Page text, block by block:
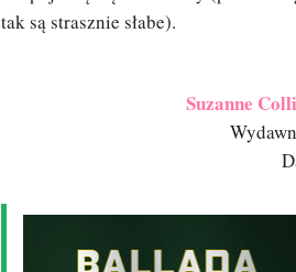
tak są strasznie słabe).
Suzanne